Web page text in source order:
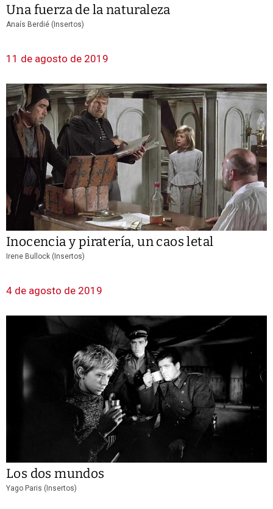
Una fuerza de la naturaleza
Anaís Berdié (Insertos)
11 de agosto de 2019
Inocencia y piratería, un caos letal
Irene Bullock (Insertos)
4 de agosto de 2019
Los dos mundos
Yago Paris (Insertos)